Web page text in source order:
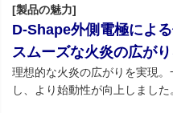
[製品の魅力]
D-Shape外側電極によ
スムーズな火炎の広がり
理想的な火炎の広がりを実現
し、より始動性が向上しました